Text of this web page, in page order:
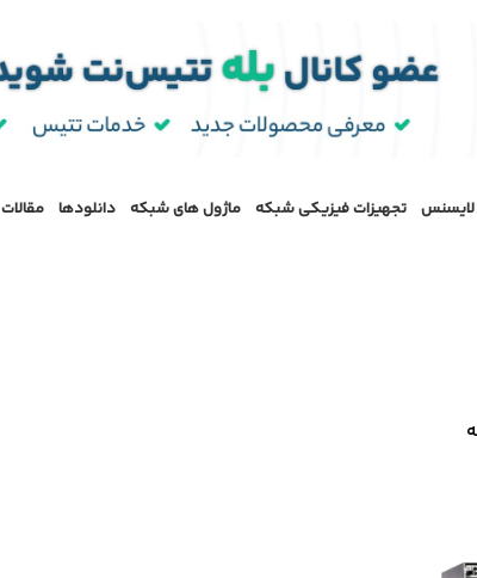
لایسنس تجهیزات فیزیکی شبکه ماژول‌ های شبکه دانلودها مقالات